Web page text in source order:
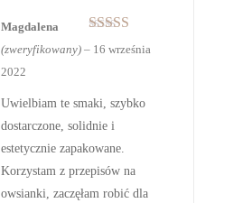
Oceniono
na 5
Magdalena
(zweryfikowany) – 16 września
2022
Uwielbiam te smaki, szybko
dostarczone, solidnie i
estetycznie zapakowane.
Korzystam z przepisów na
owsianki, zaczęłam robić dla